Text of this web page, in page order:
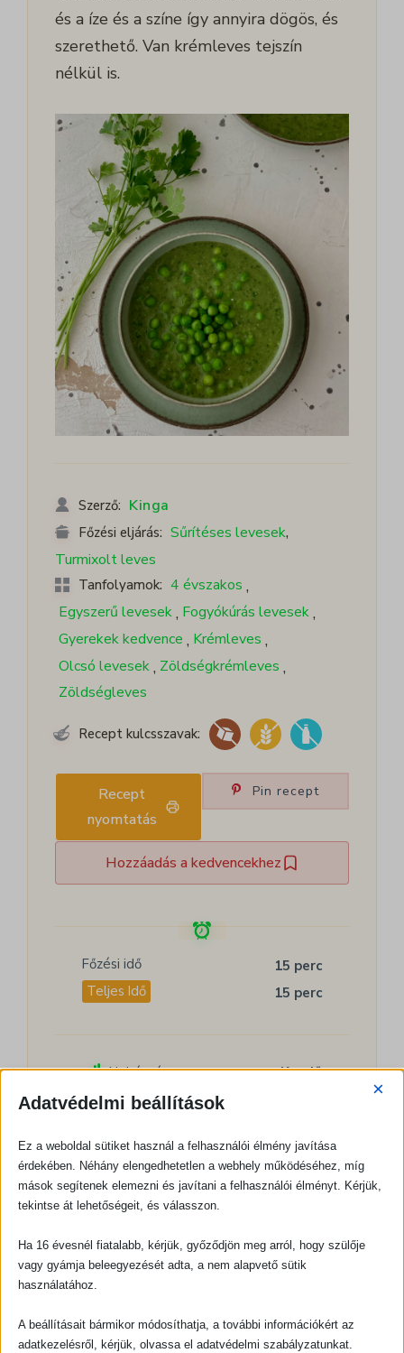
és a íze és a színe így annyira dögös, és
szerethető. Van krémleves tejszín
nélkül is.
Szerző: Kinga
Főzési eljárás: Sűrítéses levesek,
Turmixolt leves
Tanfolyamok: 4 évszakos ,
Egyszerű levesek, Fogyókúrás levesek,
Gyerekek kedvence , Krémleves ,
Olcsó levesek, Zöldségkrémleves ,
Zöldségleves
Recept kulcsszavak:
Recept
nyomtatás
Pin recept
Hozzáadás a kedvencekhez
Főzési idő
15 perc
Teljes Idő
15 perc
Nehézség: Kezdő
Adag: 2
Adatvédelmi beállítások
×
Ez a weboldal sütiket használ a felhasználói élmény javítása
érdekében. Néhány elengedhetetlen a webhely működéséhez, míg
mások segítenek elemezni és javítani a felhasználói élményt. Kérjük,
tekintse át lehetőségeit, és válasszon.
Ha 16 évesnél fiatalabb, kérjük, győződjön meg arról, hogy szülője
vagy gyámja beleegyezését adta, a nem alapvető sütik
használatához.
A beállításait bármikor módosíthatja, a további információkért az
adatkezelésről, kérjük, olvassa el adatvédelmi szabályzatunkat.